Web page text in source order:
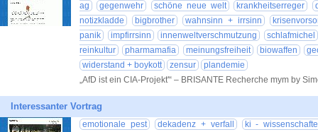
ag
gegenwehr schöne neue welt krankheitserreger
notizkladde
bigbrother wahnsinn + irrsinn
panik
impfirrsinn innenweltverschmutzung
schlafmichel
reinkultur
pharmamafia meinungsfreiheit biowaffen
widerstand + boykott
zensur
plandemie
„AfD ist ein CIA-Projekt'“ – BRISANTE Recherche mym by
Interessanter Vortrag
emotionale pest dekadenz + verfall
ki -